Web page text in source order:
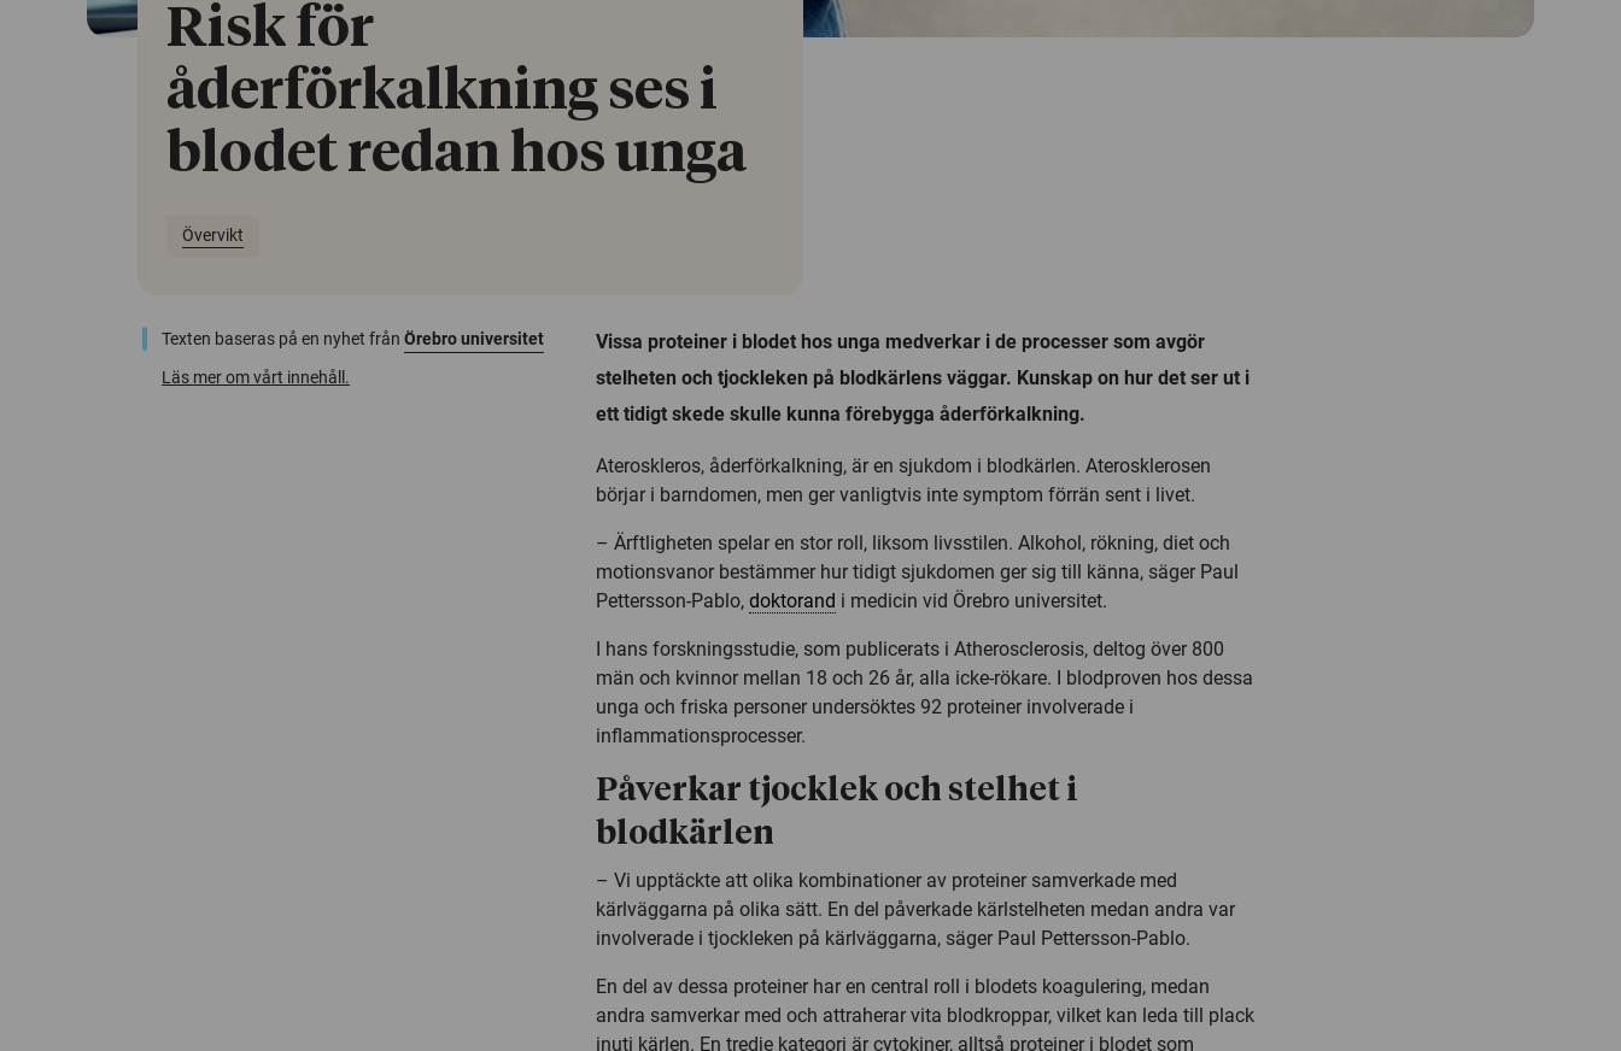
Risk för
åderförkalkning ses i
blodet redan hos unga
Övervikt
Texten baseras på en nyhet från Örebro universitet
Läs mer om vårt innehåll.
Vissa proteiner i blodet hos unga medverkar i de processer som avgör
stelheten och tjockleken på blodkärlens väggar. Kunskap on hur det ser ut i
ett tidigt skede skulle kunna förebygga åderförkalkning.
Ateroskleros, åderförkalkning, är en sjukdom i blodkärlen. Aterosklerosen
börjar i barndomen, men ger vanligtvis inte symptom förrän sent i livet.
– Ärftligheten spelar en stor roll, liksom livsstilen. Alkohol, rökning, diet och
motionsvanor bestämmer hur tidigt sjukdomen ger sig till känna, säger Paul
Pettersson-Pablo, doktorand i medicin vid Örebro universitet.
I hans forskningsstudie, som publicerats i Atherosclerosis, deltog över 800
män och kvinnor mellan 18 och 26 år, alla icke-rökare. I blodproven hos dessa
unga och friska personer undersöktes 92 proteiner involverade i
inflammationsprocesser.
Påverkar tjocklek och stelhet i
blodkärlen
– Vi upptäckte att olika kombinationer av proteiner samverkade med
kärlväggarna på olika sätt. En del påverkade kärlstelheten medan andra var
involverade i tjockleken på kärlväggarna, säger Paul Pettersson-Pablo.
En del av dessa proteiner har en central roll i blodets koagulering, medan
andra samverkar med och attraherar vita blodkroppar, vilket kan leda till plack
inuti kärlen. En tredje kategori är cytokiner, alltså proteiner i blodet som